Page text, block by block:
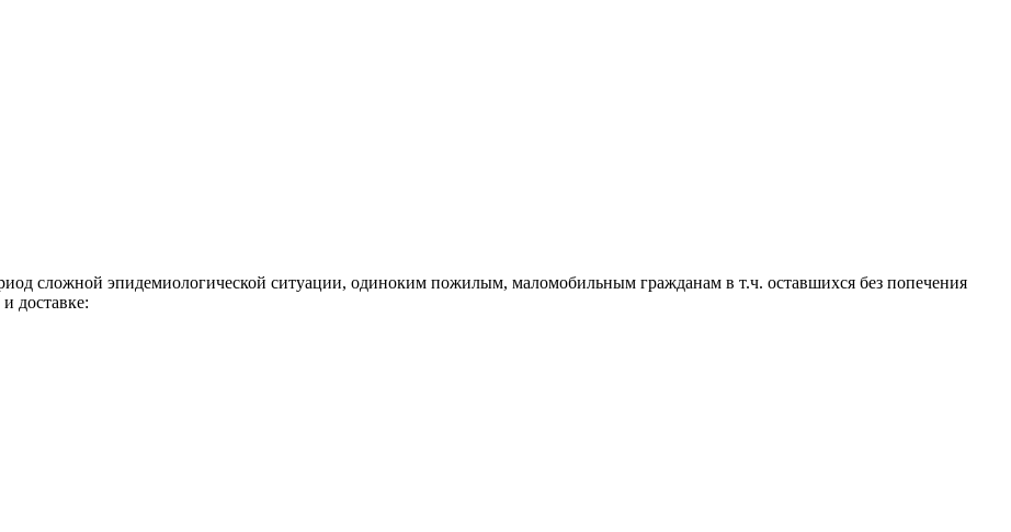
сложной эпидемиологической ситуации, одиноким пожилым, маломобильным гражданам в т.ч. оставшихся без попечения
доставке: